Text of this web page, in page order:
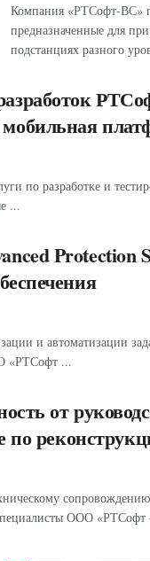
Компания «РТСофт-ВС»
предназначенные для
подстанциях разного
по разработке и
...
Protection
и автоматизации
«РТСофт ...
от
по
ООО «РТСофт